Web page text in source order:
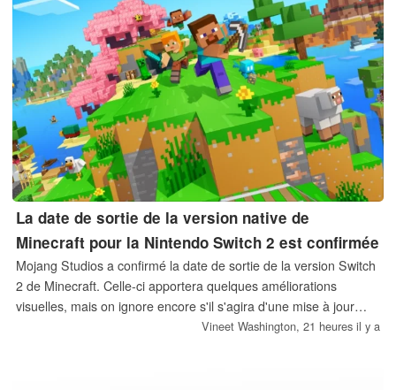
La date de sortie de la version native de
Minecraft pour la Nintendo Switch 2 est confirmée
Mojang Studios a confirmé la date de sortie de la version Switch
2 de Minecraft. Celle-ci apportera quelques améliorations
visuelles, mais on ignore encore s'il s'agira d'une mise à jour
Vineet Washington, 21 heures il y a